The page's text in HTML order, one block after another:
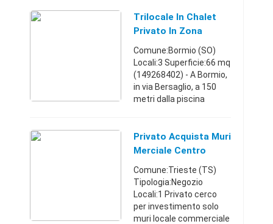
ampio parcheggio gratis
a 30 metri, ide ...
Trilocale In Chalet
Privato In Zona
Residenziale D
Comune:Bormio (SO)
Locali:3 Superficie:66 mq
(149268402) - A Bormio,
in via Bersaglio, a 150
metri dalla piscina
tutti i negozi, in casa
privata con solam ...
Privato Acquista Muri
Merciale Centro
Comune:Trieste (TS)
Tipologia:Negozio
Locali:1 Privato cerco
per investimento solo
muri locale commerciale